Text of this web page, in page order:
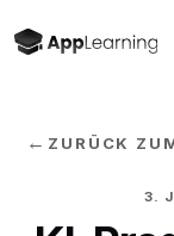
← ZURÜCK
3.